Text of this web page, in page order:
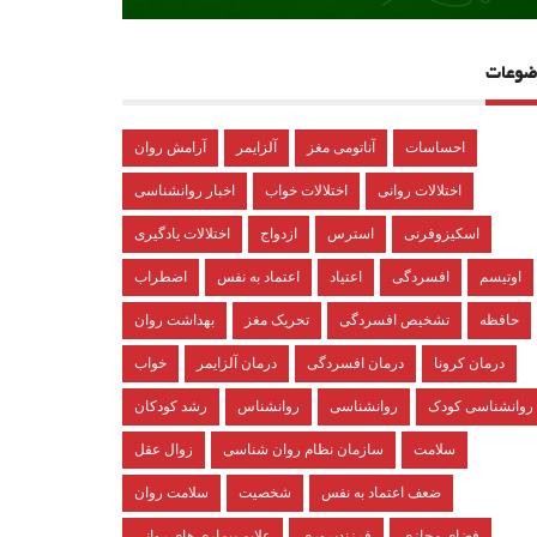
آرامش روان آلزایمر آناتومی مغز احساسات
اخبار روانشناسی اختلالات خواب اختلالات روانی
اختلالات یادگیری ازدواج استرس اسکیزوفرنی
اضطراب اعتماد به نفس اعتیاد افسردگی اوتیسم
بهداشت روان تحریک مغز تشخیص افسردگی حافظه
خواب درمان آلزایمر درمان افسردگی درمان کرونا
رشد کودکان روانشناس روانشناسی روانشناسی کودک
زوال عقل سازمان نظام روان شناسی سلامت
سلامت روان شخصیت ضعف اعتماد به نفس